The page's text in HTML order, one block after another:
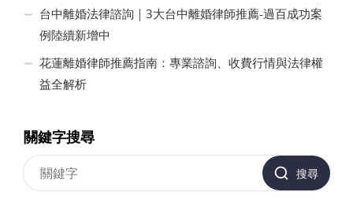
台中離婚法律諮詢｜3大台中離婚律師推薦-過百成功案
例陸續新增中
花蓮離婚律師推薦指南：專業諮詢、收費行情與法律權
益全解析
關鍵字搜尋
搜尋